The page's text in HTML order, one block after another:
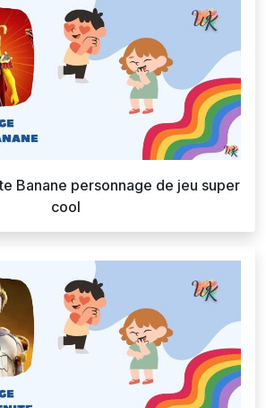
Banane personnage de jeu super
cool